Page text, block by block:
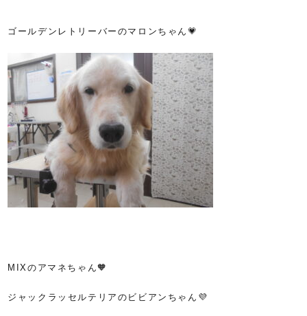
ゴールデンレトリーバーのマロンちゃん💗
MIXのアマネちゃん🧡
ジャックラッセルテリアのビビアンちゃん💜